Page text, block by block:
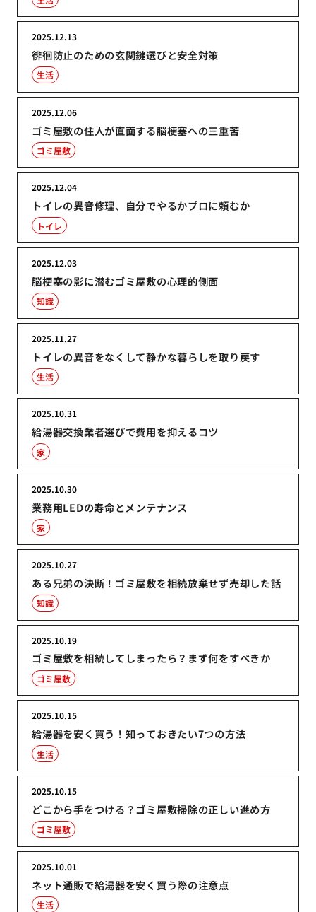
徘徊防止のための玄関鍵選びと安全対策
2025.12.13
生活
ゴミ屋敷の住人が直面する脳梗塞への三重苦
2025.12.06
ゴミ屋敷
トイレの異音修理、自分でやるかプロに頼むか
2025.12.04
トイレ
脳梗塞の影に潜むゴミ屋敷の心理的側面
2025.12.03
知識
トイレの異音をなくして静かな暮らしを取り戻す
2025.11.27
生活
給湯器交換業者選びで費用を抑えるコツ
2025.10.31
家
業務用LEDの寿命とメンテナンス
2025.10.30
家
ある兄弟の決断！ゴミ屋敷を相続放棄せず売却した話
2025.10.27
知識
ゴミ屋敷を相続してしまったら？まず何をすべきか
2025.10.19
ゴミ屋敷
給湯器を安く買う！知っておきたい7つの方法
2025.10.15
生活
どこから手をつける？ゴミ屋敷掃除の正しい進め方
2025.10.15
ゴミ屋敷
ネット通販で給湯器を安く買う際の注意点
2025.10.01
生活